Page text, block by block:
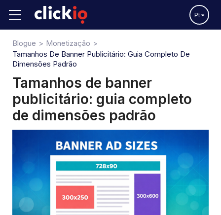
Pt
Blogue
Monetização
Tamanhos De Banner Publicitário: Guia Completo De
Dimensões Padrão
Tamanhos de banner
publicitário: guia completo
de dimensões padrão